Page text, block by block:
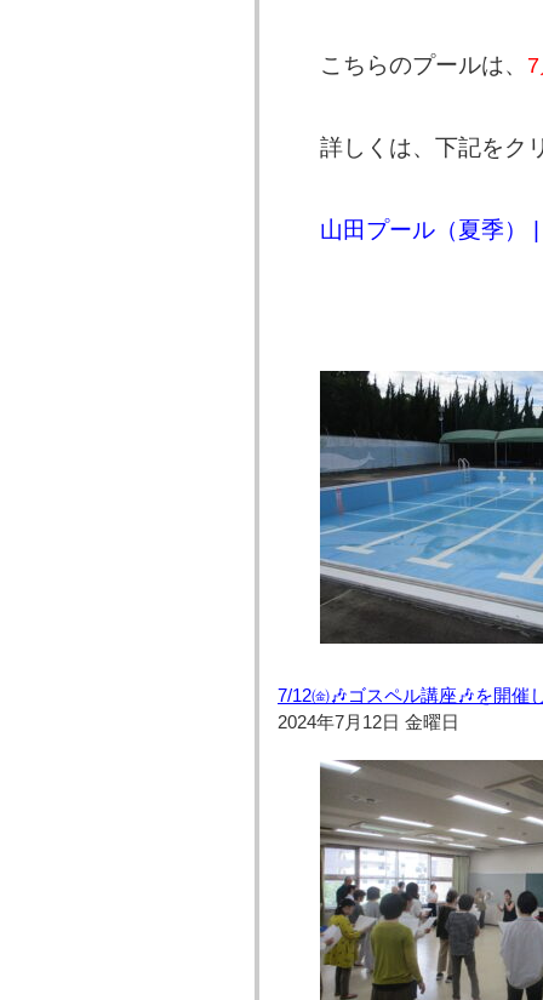
こちらのプールは、
詳しくは、下記をク
山田プール（夏季）
7/12㈮🎶ゴスペル講座🎶を開催
2024年7月12日 金曜日